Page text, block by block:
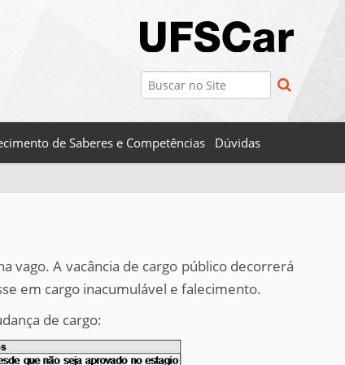
Busca
de Saberes e Competências Dúvidas
vago. A vacância de cargo público decorrerá
em cargo inacumulável e falecimento.
de cargo: